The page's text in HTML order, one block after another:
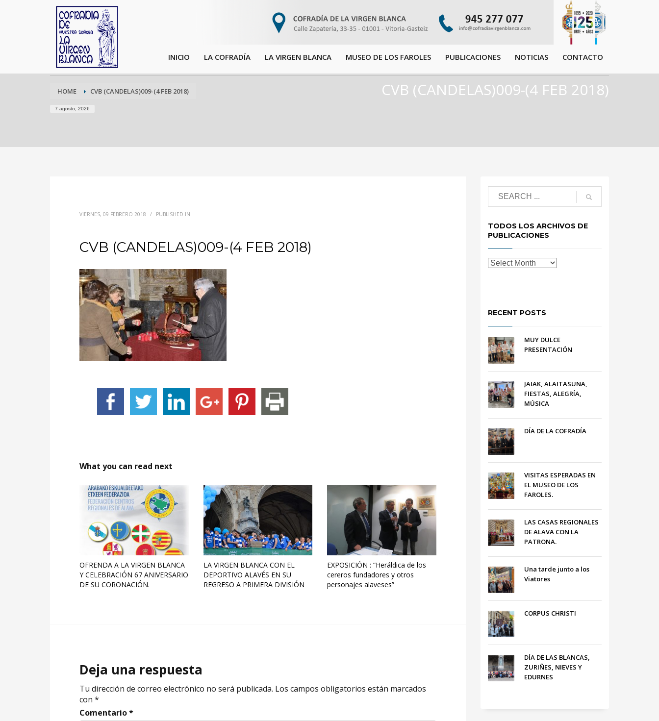
INICIO LA COFRADÍA LA VIRGEN BLANCA MUSEO DE LOS FAROLES PUBLICACIONES NOTICIAS CONTACTO
HOME CVB (CANDELAS)009-(4 FEB 2018)
7 agosto, 2026
CVB (CANDELAS)009-(4 FEB 2018)
VIERNES, 09 FEBRERO 2018 / PUBLISHED IN
CVB (CANDELAS)009-(4 FEB 2018)
What you can read next
OFRENDA A LA VIRGEN BLANCA
Y CELEBRACIÓN 67 ANIVERSARIO
DE SU CORONACIÓN.
LA VIRGEN BLANCA CON EL
DEPORTIVO ALAVÉS EN SU
REGRESO A PRIMERA DIVISIÓN
EXPOSICIÓN : “Heráldica de los
cereros fundadores y otros
personajes alaveses”
Deja una respuesta
Tu dirección de correo electrónico no será publicada. Los campos obligatorios están marcados
con *
Comentario*
TODOS LOS ARCHIVOS DE
PUBLICACIONES
RECENT POSTS
MUY DULCE
PRESENTACIÓN
JAIAK, ALAITASUNA,
FIESTAS, ALEGRÍA,
MÚSICA
DÍA DE LA COFRADÍA
VISITAS ESPERADAS EN
EL MUSEO DE LOS
FAROLES.
LAS CASAS REGIONALES
DE ALAVA CON LA
PATRONA.
Una tarde junto a los
Viatores
CORPUS CHRISTI
DÍA DE LAS BLANCAS,
ZURIÑES, NIEVES Y
EDURNES